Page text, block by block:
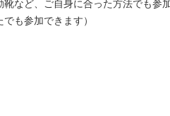
ど、ご自身に合った方法でも参
も参加できます）